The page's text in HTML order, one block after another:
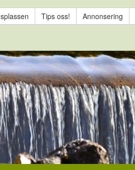
Tips oss! Annonsering